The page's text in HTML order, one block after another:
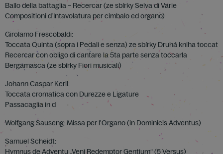
Ballo della battaglia – Recercar (ze sbírky Selva di Varie
Compositioni ď Intavolatura per cimbalo ed organo)
Girolamo Frescobaldi:
Toccata Quinta (sopra i Pedali e senza) ze sbírky Druhá kniha toccat
Recercar con obligo di cantare la 5ta parte senza toccarla
Bergamasca (ze sbírky Fiori musicali)
Johann Caspar Kerll:
Toccata cromatica con Durezze e Ligature
Passacaglia in d
Wolfgang Sauseng: Missa per ľ Organo (in Dominicis Adventus)
Samuel Scheidt:
Hymnus de Adventu „Veni Redemptor Gentium“ (5 Versus)